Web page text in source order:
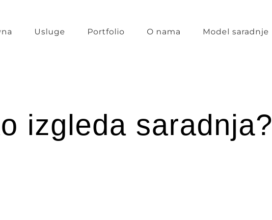
Usluge Portfolio O nama Model saradnje
izgleda saradnja?